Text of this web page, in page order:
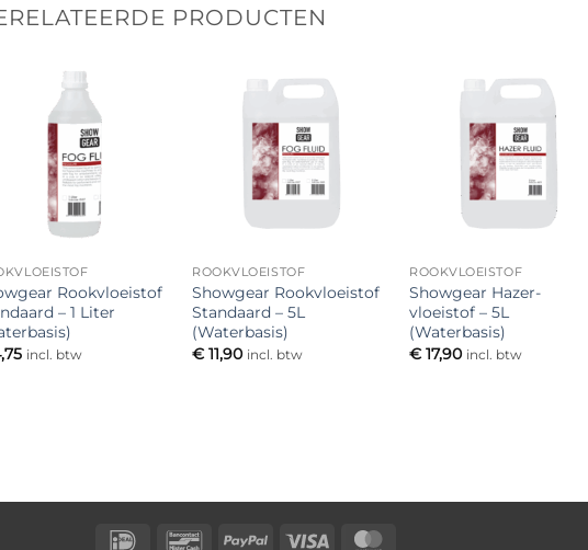
PRODUCTEN
Toevoegen
verlanglijst
Rookvloeistof
– 1 Liter
incl. btw
Toevoegen
verlanglijst
ROOKVLOEISTOF
Showgear Rookvloeistof
Standaard – 5L
(Waterbasis)
€11,90 incl. btw
Toevoegen
verlanglijst
ROOKVLOEISTOF
Showgear Hazer-
vloeistof – 5L
(Waterbasis)
€17,90 incl. btw
IDeal BancontactPayPal Visa